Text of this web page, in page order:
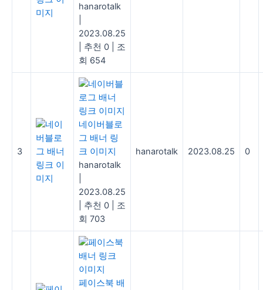
hanarotalk
2023.08.25
추천 0
조
회 654
3
네이버블로
그 배너 링
크 이미지
hanarotalk
2023.08.25
추천 0
조
회 703
hanarotalk 2023.08.25 0
페이스북 배